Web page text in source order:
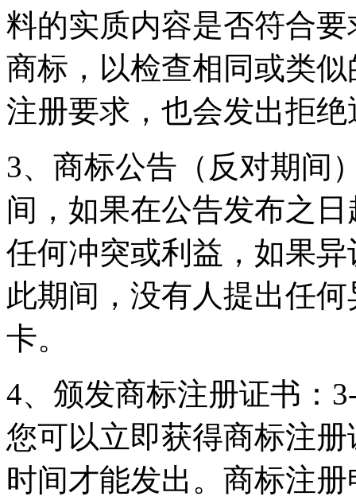
料的实质内容是否符合
商标，以检查相同或类
注册要求，也会发出拒绝
3、商标公告（反对期间
间，如果在公告发布之
任何冲突或利益，如果
此期间，没有人提出任
卡。
4、颁发商标注册证书：
您可以立即获得商标注
时间才能发出。商标注